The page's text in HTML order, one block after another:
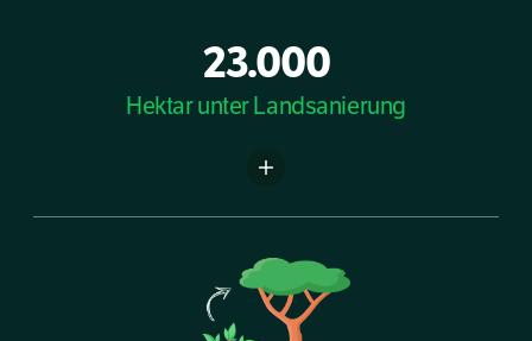
23.000
Hektar unter Landsanierung